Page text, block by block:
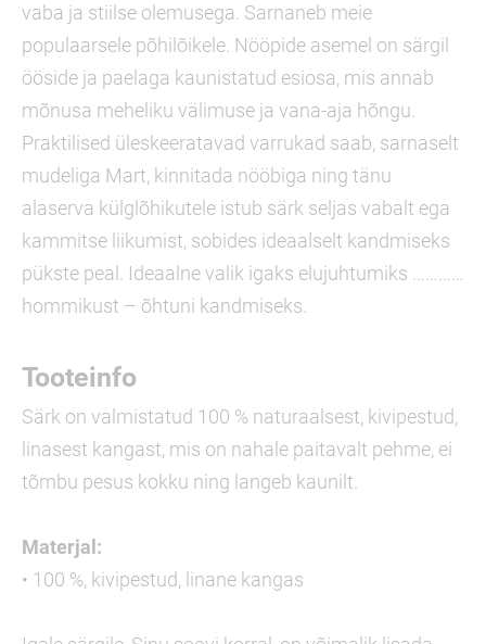
vaba ja stiilse olemusega. Sarnaneb meie
populaarsele põhilõikele. Nööpide asemel on särgil
ööside ja paelaga kaunistatud esiosa, mis annab
mõnusa meheliku välimuse ja vana-aja hõngu.
Praktilised üleskeeratavad varrukad saab, sarnaselt
mudeliga Mart, kinnitada nööbiga ning tänu
alaserva külglõhikutele istub särk seljas vabalt ega
kammitse liikumist, sobides ideaalselt kandmiseks
pükste peal. Ideaalne valik igaks elujuhtumiks …………
hommikust – õhtuni kandmiseks.
Tooteinfo
Särk on valmistatud 100 % naturaalsest, kivipestud,
linasest kangast, mis on nahale paitavalt pehme, ei
tõmbu pesus kokku ning langeb kaunilt.
Materjal:
• 100 %, kivipestud, linane kangas